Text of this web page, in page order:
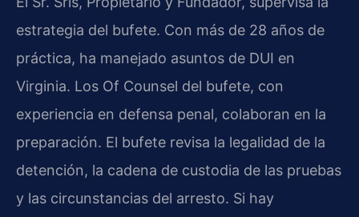
estrategia del bufete. Con más de 28 años de
práctica, ha manejado asuntos de DUI en
Virginia. Los Of Counsel del bufete, con
experiencia en defensa penal, colaboran en la
preparación. El bufete revisa la legalidad de la
detención, la cadena de custodia de las pruebas
y las circunstancias del arresto. Si hay